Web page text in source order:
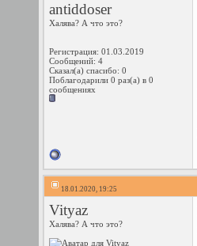
antiddoser
Халява? А что это?
Регистрация: 01.03.2019
Сообщений: 4
Сказал(а) спасибо: 0
Поблагодарили 0 раз(а) в 0
сообщениях
18.01.2020, 19:25
Vityaz
Халява? А что это?